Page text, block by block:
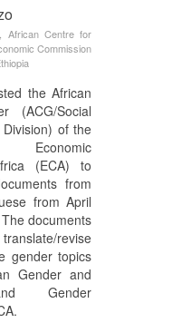
African Centre for
Commission
the African
(ACG/Social
Division) of the
Economic
(ECA) to
from
from April
documents
revise
gender topics
Gender and
Gender